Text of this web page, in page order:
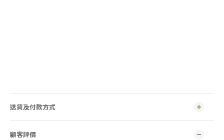
送貨及付款方式
顧客評價